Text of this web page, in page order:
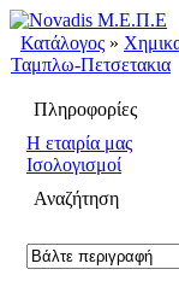
Κατάλογος »
Ταμπλω-Πετσετακια
Πληροφορίες
H εταιρία μας
Ισολογισμοί
Αναζήτηση